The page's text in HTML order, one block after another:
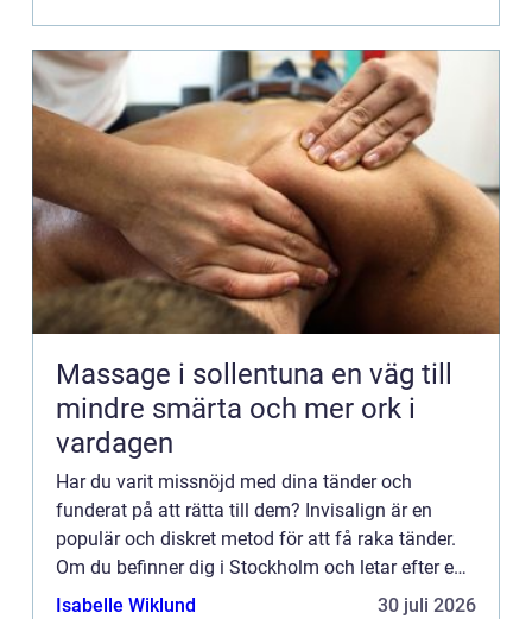
Massage i sollentuna en väg till
mindre smärta och mer ork i
vardagen
Har du varit missnöjd med dina tänder och
funderat på att rätta till dem? Invisalign är en
populär och diskret metod för att få raka tänder.
Om du befinner dig i Stockholm och letar efter en
pålitlig klinik för att genomföra din tandreglering,
Isabelle Wiklund 30 juli 2026